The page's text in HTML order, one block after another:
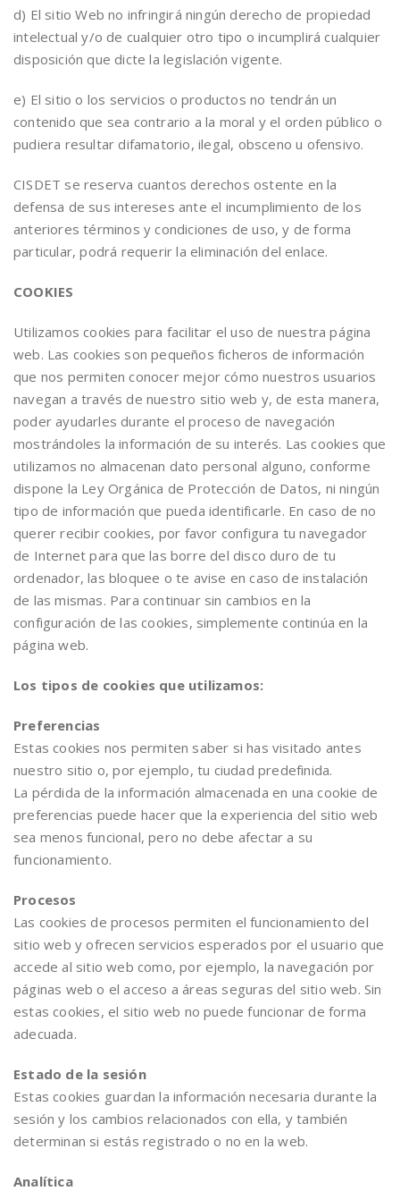
d) El sitio Web no infringirá ningún derecho de propiedad
intelectual y/o de cualquier otro tipo o incumplirá cualquier
disposición que dicte la legislación vigente.
e) El sitio o los servicios o productos no tendrán un
contenido que sea contrario a la moral y el orden público o
pudiera resultar difamatorio, ilegal, obsceno u ofensivo.
CISDET se reserva cuantos derechos ostente en la
defensa de sus intereses ante el incumplimiento de los
anteriores términos y condiciones de uso, y de forma
particular, podrá requerir la eliminación del enlace.
COOKIES
Utilizamos cookies para facilitar el uso de nuestra página
web. Las cookies son pequeños ficheros de información
que nos permiten conocer mejor cómo nuestros usuarios
navegan a través de nuestro sitio web y, de esta manera,
poder ayudarles durante el proceso de navegación
mostrándoles la información de su interés. Las cookies que
utilizamos no almacenan dato personal alguno, conforme
dispone la Ley Orgánica de Protección de Datos, ni ningún
tipo de información que pueda identificarle. En caso de no
querer recibir cookies, por favor configura tu navegador
de Internet para que las borre del disco duro de tu
ordenador, las bloquee o te avise en caso de instalación
de las mismas. Para continuar sin cambios en la
configuración de las cookies, simplemente continúa en la
página web.
Los tipos de cookies que utilizamos:
Preferencias
Estas cookies nos permiten saber si has visitado antes
nuestro sitio o, por ejemplo, tu ciudad predefinida.
La pérdida de la información almacenada en una cookie de
preferencias puede hacer que la experiencia del sitio web
sea menos funcional, pero no debe afectar a su
funcionamiento.
Procesos
Las cookies de procesos permiten el funcionamiento del
sitio web y ofrecen servicios esperados por el usuario que
accede al sitio web como, por ejemplo, la navegación por
páginas web o el acceso a áreas seguras del sitio web. Sin
estas cookies, el sitio web no puede funcionar de forma
adecuada.
Estado de la sesión
Estas cookies guardan la información necesaria durante la
sesión y los cambios relacionados con ella, y también
determinan si estás registrado o no en la web.
Analítica